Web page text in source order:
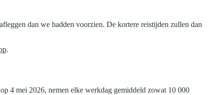
dan we hadden voorzien. De kortere reistijden zullen dan
.
4 mei 2026, nemen elke werkdag gemiddeld zowat 10 000